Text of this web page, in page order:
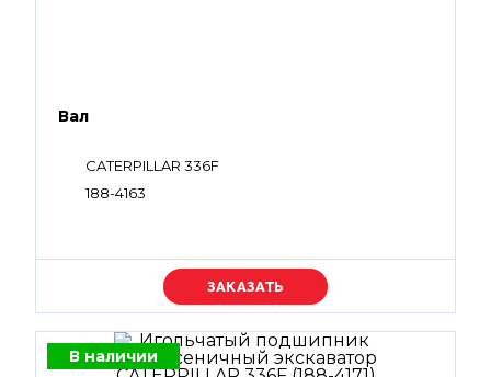
Вал
CATERPILLAR 336F
188-4163
Уточняйте цену
В наличии